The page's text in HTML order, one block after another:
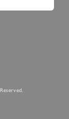
サービスを利
録」といいま
を受けるこ
3条1項の通り